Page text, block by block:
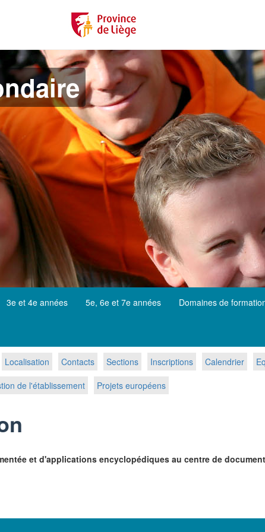
3e et 4e années 5e, 6e et 7e années Domaines de
Localisation Contacts Sections Inscriptions Calendrier
de l'établissement Projets européens
et d'applications encyclopédiques au centre de